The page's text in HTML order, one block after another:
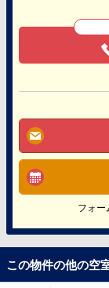
フォー
この物件の他の空